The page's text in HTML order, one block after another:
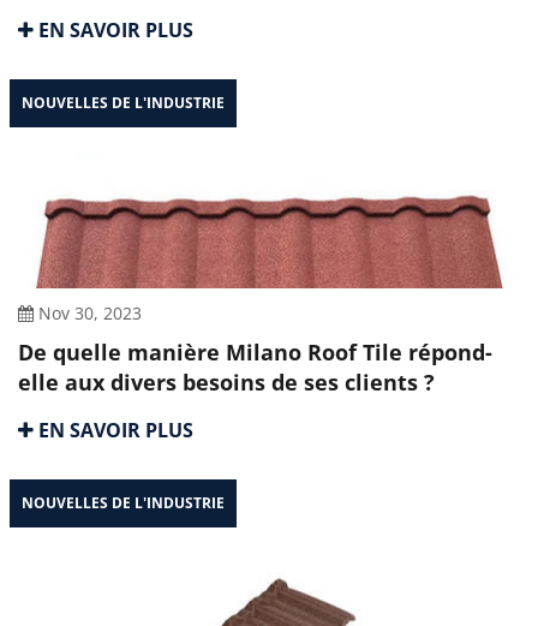
EN SAVOIR PLUS
NOUVELLES DE L'INDUSTRIE
Nov 30, 2023
De quelle manière Milano Roof Tile répond-
elle aux divers besoins de ses clients ?
EN SAVOIR PLUS
NOUVELLES DE L'INDUSTRIE